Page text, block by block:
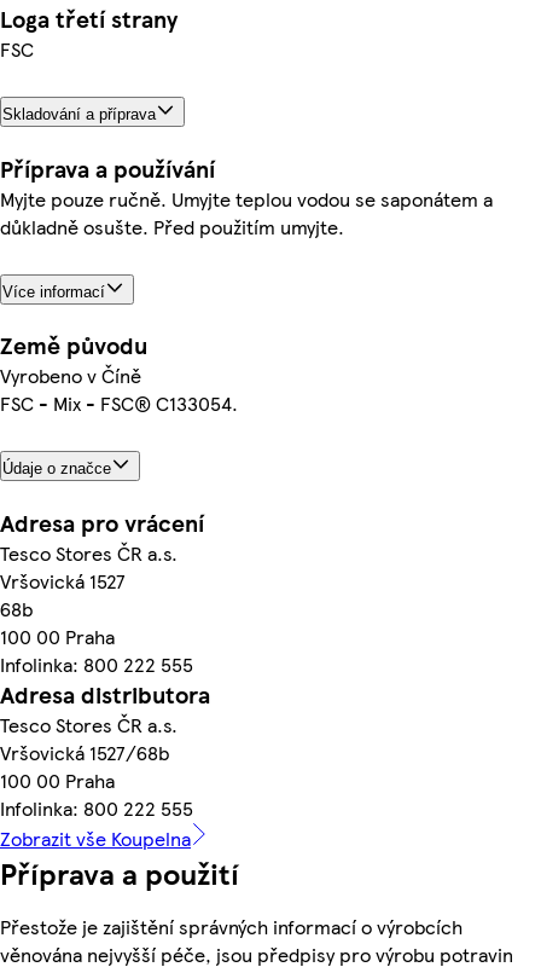
Loga třetí strany
FSC
Skladování a příprava
Příprava a používání
Myjte pouze ručně. Umyjte teplou vodou se saponátem a
důkladně osušte. Před použitím umyjte.
Více informací
Země původu
Vyrobeno v Číně
FSC - Mix - FSC® C133054.
Údaje o značce
Adresa pro vrácení
Tesco Stores ČR a.s.
Vršovická 1527
68b
100 00 Praha
Infolinka: 800 222 555
Adresa distributora
Tesco Stores ČR a.s.
Vršovická 1527/68b
100 00 Praha
Infolinka: 800 222 555
Zobrazit vše Koupelna
Příprava a použití
Přestože je zajištění správných informací o výrobcích
věnována nejvyšší péče, jsou předpisy pro výrobu potravin